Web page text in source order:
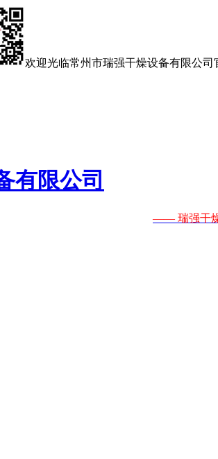
欢迎光临常州市瑞强干燥设备有限公司
有限公司
—— 瑞强干